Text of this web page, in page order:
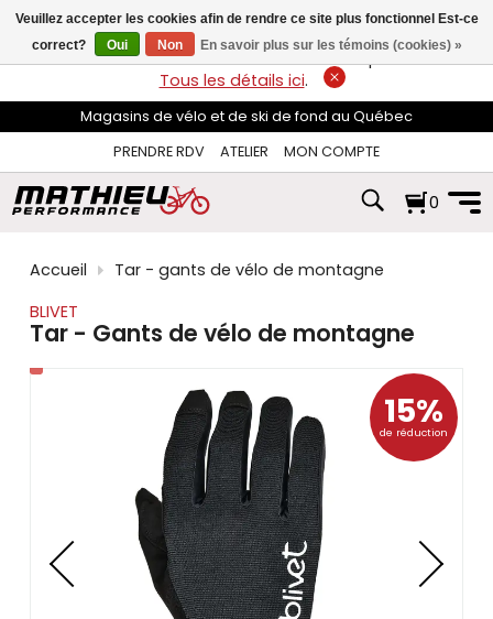
flèches
haut
et
pour
sélectionner
disponible.
Appuyez
pour
au
résultat
de
de
tels
LIVRAISON GRATUITEsur les commandes de plus de 74$*.
Tous les détails ici.
Magasins de vélo et de ski de fond au Québec
PRENDRE RDV
ATELIER MON COMPTE
0
Accueil
Tar - gants de vélo de montagne
BLIVET
Tar - Gants de vélo de montagne
15%
de réduction
Veuillez accepter les cookies afin de rendre ce site plus fonctionnel Est-ce
correct?
Oui Non En savoir plus sur les témoins (cookies) »